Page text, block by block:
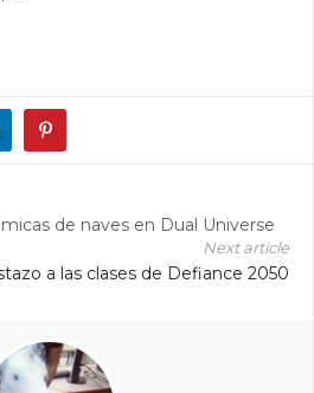
de naves en Dual Universe
Next article
a las clases de Defiance 2050